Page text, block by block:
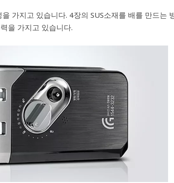
가지고 있습니다. 4장의 SUS소재를 배를 만드는
을 가지고 있습니다.